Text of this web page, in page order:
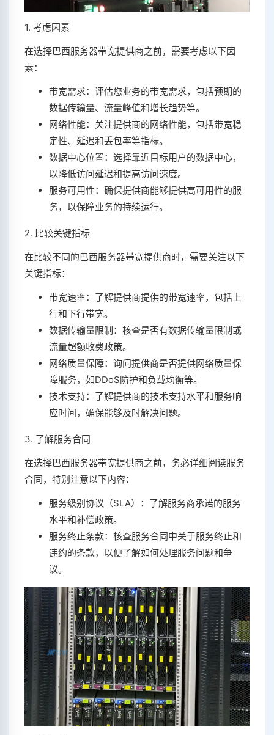
1. 考虑因素
在选择巴西服务器带宽提供商之前，需要考虑以下因
素：
带宽需求：评估您业务的带宽需求，包括预期的
数据传输量、流量峰值和增长趋势等。
网络性能：关注提供商的网络性能，包括带宽稳
定性、延迟和丢包率等指标。
数据中心位置：选择靠近目标用户的数据中心，
以降低访问延迟和提高访问速度。
服务可用性：确保提供商能够提供高可用性的服
务，以保障业务的持续运行。
2. 比较关键指标
在比较不同的巴西服务器带宽提供商时，需要关注以下
关键指标：
带宽速率：了解提供商提供的带宽速率，包括上
行和下行带宽。
数据传输量限制：核查是否有数据传输量限制或
流量超额收费政策。
网络质量保障：询问提供商是否提供网络质量保
障服务，如DDoS防护和负载均衡等。
技术支持：了解提供商的技术支持水平和服务响
应时间，确保能够及时解决问题。
3. 了解服务合同
在选择巴西服务器带宽提供商之前，务必详细阅读服务
合同，特别注意以下内容：
服务级别协议（SLA）：了解服务商承诺的服务
水平和补偿政策。
服务终止条款：核查服务合同中关于服务终止和
违约的条款，以便了解如何处理服务问题和争
议。